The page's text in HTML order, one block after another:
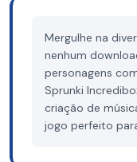
Mergulhe na
nenhum
personagens
Sprunki
criação de
jogo perfeito